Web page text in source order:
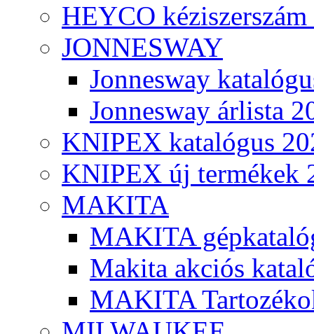
HEYCO
JONNESWAY
Jonnesway
Jonnesway árlista
KNIPEX katalógus
KNIPEX új termékek
MAKITA
MAKITA
Makita akciós
MAKITA